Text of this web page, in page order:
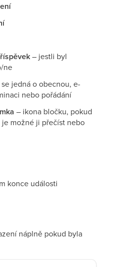
– jestli byl
ne
jedná o obecnou, e-
nebo pořádání
– ikona bločku, pokud
je možné ji přečíst nebo
konce události
náplně pokud byla